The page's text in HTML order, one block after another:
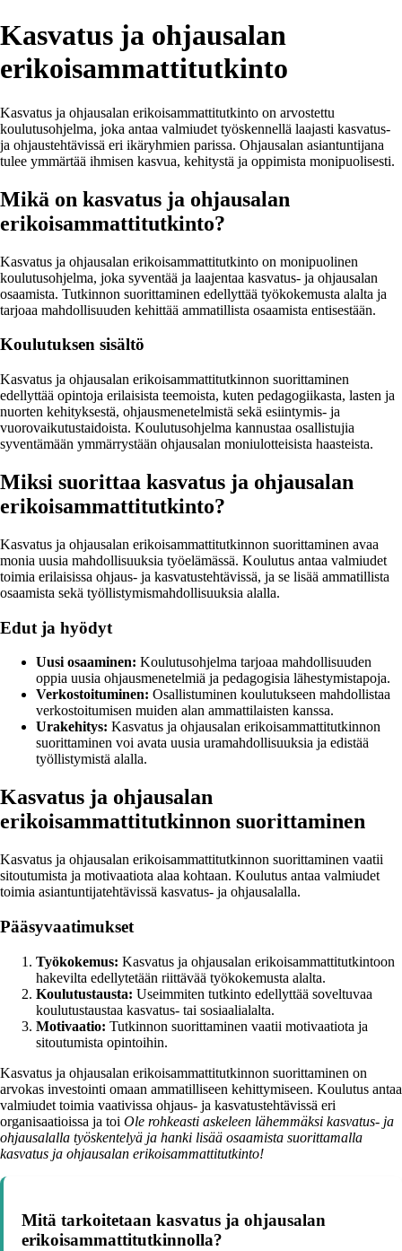
Kasvatus ja ohjausalan
erikoisammattitutkinto
Kasvatus ja ohjausalan erikoisammattitutkinto on arvostettu
koulutusohjelma, joka antaa valmiudet työskennellä laajasti kasvatus-
ja ohjaustehtävissä eri ikäryhmien parissa. Ohjausalan asiantuntijana
tulee ymmärtää ihmisen kasvua, kehitystä ja oppimista monipuolisesti.
Mikä on kasvatus ja ohjausalan
erikoisammattitutkinto?
Kasvatus ja ohjausalan erikoisammattitutkinto on monipuolinen
koulutusohjelma, joka syventää ja laajentaa kasvatus- ja ohjausalan
osaamista. Tutkinnon suorittaminen edellyttää työkokemusta alalta ja
tarjoaa mahdollisuuden kehittää ammatillista osaamista entisestään.
Koulutuksen sisältö
Kasvatus ja ohjausalan erikoisammattitutkinnon suorittaminen
edellyttää opintoja erilaisista teemoista, kuten pedagogiikasta, lasten ja
nuorten kehityksestä, ohjausmenetelmistä sekä esiintymis- ja
vuorovaikutustaidoista. Koulutusohjelma kannustaa osallistujia
syventämään ymmärrystään ohjausalan moniulotteisista haasteista.
Miksi suorittaa kasvatus ja ohjausalan
erikoisammattitutkinto?
Kasvatus ja ohjausalan erikoisammattitutkinnon suorittaminen avaa
monia uusia mahdollisuuksia työelämässä. Koulutus antaa valmiudet
toimia erilaisissa ohjaus- ja kasvatustehtävissä, ja se lisää ammatillista
osaamista sekä työllistymismahdollisuuksia alalla.
Edut ja hyödyt
Uusi osaaminen: Koulutusohjelma tarjoaa mahdollisuuden
oppia uusia ohjausmenetelmiä ja pedagogisia lähestymistapoja.
Verkostoituminen: Osallistuminen koulutukseen mahdollistaa
verkostoitumisen muiden alan ammattilaisten kanssa.
Urakehitys: Kasvatus ja ohjausalan erikoisammattitutkinnon
suorittaminen voi avata uusia uramahdollisuuksia ja edistää
työllistymistä alalla.
Kasvatus ja ohjausalan
erikoisammattitutkinnon suorittaminen
Kasvatus ja ohjausalan erikoisammattitutkinnon suorittaminen vaatii
sitoutumista ja motivaatiota alaa kohtaan. Koulutus antaa valmiudet
toimia asiantuntijatehtävissä kasvatus- ja ohjausalalla.
Pääsyvaatimukset
Työkokemus: Kasvatus ja ohjausalan erikoisammattitutkintoon
hakevilta edellytetään riittävää työkokemusta alalta.
Koulutustausta: Useimmiten tutkinto edellyttää soveltuvaa
koulutustaustaa kasvatus- tai sosiaalialalta.
Motivaatio: Tutkinnon suorittaminen vaatii motivaatiota ja
sitoutumista opintoihin.
Kasvatus ja ohjausalan erikoisammattitutkinnon suorittaminen on
arvokas investointi omaan ammatilliseen kehittymiseen. Koulutus antaa
valmiudet toimia vaativissa ohjaus- ja kasvatustehtävissä eri
organisaatioissa ja toi Ole rohkeasti askeleen lähemmäksi kasvatus- ja
ohjausalalla työskentelyä ja hanki lisää osaamista suorittamalla
kasvatus ja ohjausalan erikoisammattitutkinto!
Mitä tarkoitetaan kasvatus ja ohjausalan
erikoisammattitutkinnolla?